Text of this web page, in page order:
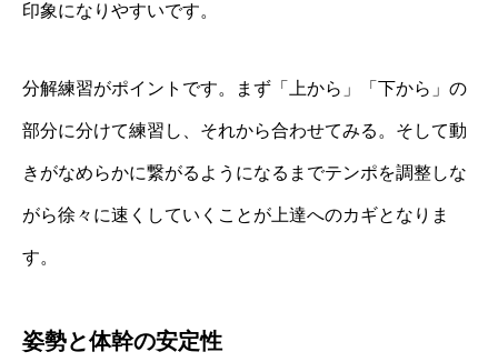
印象になりやすいです。
分解練習がポイントです。まず「上から」「下から」の
部分に分けて練習し、それから合わせてみる。そして動
きがなめらかに繋がるようになるまでテンポを調整しな
がら徐々に速くしていくことが上達へのカギとなりま
す。
姿勢と体幹の安定性